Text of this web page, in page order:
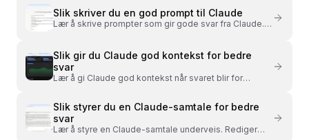
Slik skriver du en god prompt til Claude
Lær å skrive prompter som gir gode svar fra Claude.
Slik gir du Claude god kontekst for bedre
svar
Lær å gi Claude god kontekst når svaret blir for
Slik styrer du en Claude-samtale for bedre
svar
Lær å styre en Claude-samtale underveis. Rediger